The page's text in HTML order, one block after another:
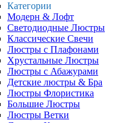
Категории
Модерн & Лофт
Светодиодные Люстры
Классические Свечи
Люстры с Плафонами
Хрустальные Люстры
Люстры с Абажурами
Детские люстры & Бра
Люстры Флористика
Большие Люстры
Люстры Ветки